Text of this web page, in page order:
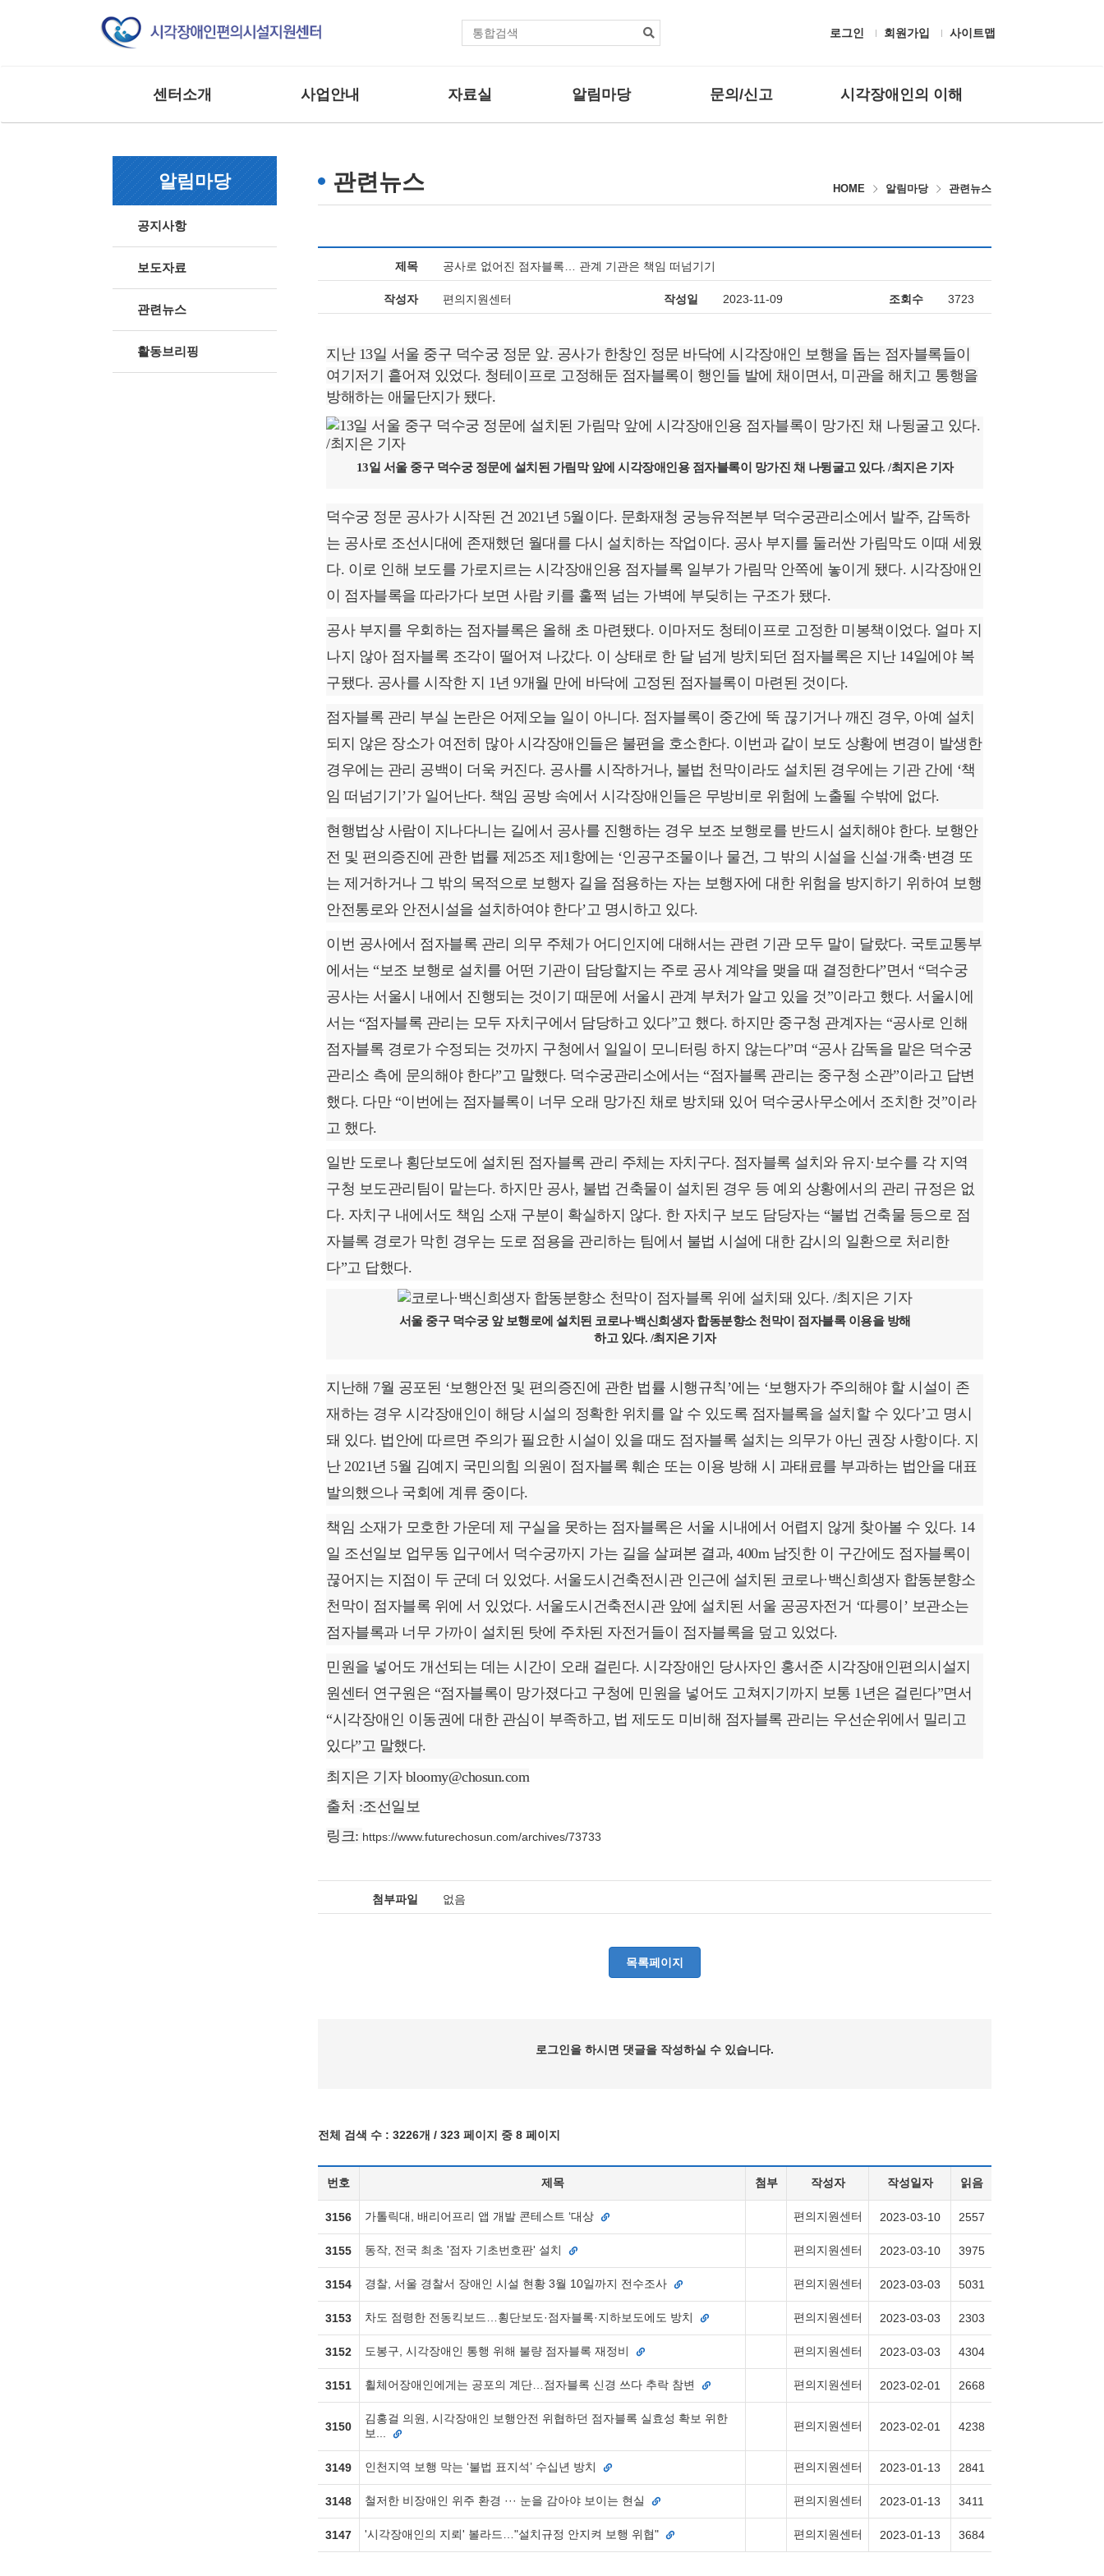
합
로그인 회원가입 사이트맵
센터소개
조직도
연혁
사업 및 행사
사업안내
모니터링 사업
연구 및 제도개선사업
기타 외부 용역 사업
자료실 알림마당 문의/신고 시각장애인의 이해
편의시설
알림마당
공지사항
보도자료
관련뉴스
활동브리핑
관련뉴스 HOME 알림마당 관련뉴스
제목 공사로 없어진 점자블록… 관계 기관은 책임 떠넘기기
작성자 편의지원센터 작성일 2023-11-09 조회수 3723
지난 13일 서울 중구 덕수궁 정문 앞. 공사가 한창인 정문 바닥에 시각장애인 보행을 돕는 점자블록들이
여기저기 흩어져 있었다. 청테이프로 고정해둔 점자블록이 행인들 발에 채이면서, 미관을 해치고 통행을
방해하는 애물단지가 됐다.
13일 서울 중구 덕수궁 정문에 설치된 가림막 앞에 시각장애인용 점자블록이 망가진 채 나뒹굴고 있다. /최지은 기자
덕수궁 정문 공사가 시작된 건 2021년 5월이다. 문화재청 궁능유적본부 덕수궁관리소에서 발주, 감독하
는 공사로 조선시대에 존재했던 월대를 다시 설치하는 작업이다. 공사 부지를 둘러싼 가림막도 이때 세웠
다. 이로 인해 보도를 가로지르는 시각장애인용 점자블록 일부가 가림막 안쪽에 놓이게 됐다. 시각장애인
이 점자블록을 따라가다 보면 사람 키를 훌쩍 넘는 가벽에 부딪히는 구조가 됐다.
공사 부지를 우회하는 점자블록은 올해 초 마련됐다. 이마저도 청테이프로 고정한 미봉책이었다. 얼마 지
나지 않아 점자블록 조각이 떨어져 나갔다. 이 상태로 한 달 넘게 방치되던 점자블록은 지난 14일에야 복
구됐다. 공사를 시작한 지 1년 9개월 만에 바닥에 고정된 점자블록이 마련된 것이다.
점자블록 관리 부실 논란은 어제오늘 일이 아니다. 점자블록이 중간에 뚝 끊기거나 깨진 경우, 아예 설치
되지 않은 장소가 여전히 많아 시각장애인들은 불편을 호소한다. 이번과 같이 보도 상황에 변경이 발생한
경우에는 관리 공백이 더욱 커진다. 공사를 시작하거나, 불법 천막이라도 설치된 경우에는 기관 간에 ‘책
임 떠넘기기’가 일어난다. 책임 공방 속에서 시각장애인들은 무방비로 위험에 노출될 수밖에 없다.
현행법상 사람이 지나다니는 길에서 공사를 진행하는 경우 보조 보행로를 반드시 설치해야 한다. 보행안
전 및 편의증진에 관한 법률 제25조 제1항에는 ‘인공구조물이나 물건, 그 밖의 시설을 신설·개축·변경 또
는 제거하거나 그 밖의 목적으로 보행자 길을 점용하는 자는 보행자에 대한 위험을 방지하기 위하여 보행
안전통로와 안전시설을 설치하여야 한다’고 명시하고 있다.
이번 공사에서 점자블록 관리 의무 주체가 어디인지에 대해서는 관련 기관 모두 말이 달랐다. 국토교통부
에서는 “보조 보행로 설치를 어떤 기관이 담당할지는 주로 공사 계약을 맺을 때 결정한다”면서 “덕수궁
공사는 서울시 내에서 진행되는 것이기 때문에 서울시 관계 부처가 알고 있을 것”이라고 했다. 서울시에
서는 “점자블록 관리는 모두 자치구에서 담당하고 있다”고 했다. 하지만 중구청 관계자는 “공사로 인해
점자블록 경로가 수정되는 것까지 구청에서 일일이 모니터링 하지 않는다”며 “공사 감독을 맡은 덕수궁
관리소 측에 문의해야 한다”고 말했다. 덕수궁관리소에서는 “점자블록 관리는 중구청 소관”이라고 답변
했다. 다만 “이번에는 점자블록이 너무 오래 망가진 채로 방치돼 있어 덕수궁사무소에서 조치한 것”이라
고 했다.
일반 도로나 횡단보도에 설치된 점자블록 관리 주체는 자치구다. 점자블록 설치와 유지·보수를 각 지역
구청 보도관리팀이 맡는다. 하지만 공사, 불법 건축물이 설치된 경우 등 예외 상황에서의 관리 규정은 없
다. 자치구 내에서도 책임 소재 구분이 확실하지 않다. 한 자치구 보도 담당자는 “불법 건축물 등으로 점
자블록 경로가 막힌 경우는 도로 점용을 관리하는 팀에서 불법 시설에 대한 감시의 일환으로 처리한
다”고 답했다.
서울 중구 덕수궁 앞 보행로에 설치된 코로나·백신희생자 합동분향소 천막이 점자블록 이용을 방해
하고 있다. /최지은 기자
지난해 7월 공포된 ‘보행안전 및 편의증진에 관한 법률 시행규칙’에는 ‘보행자가 주의해야 할 시설이 존
재하는 경우 시각장애인이 해당 시설의 정확한 위치를 알 수 있도록 점자블록을 설치할 수 있다’고 명시
돼 있다. 법안에 따르면 주의가 필요한 시설이 있을 때도 점자블록 설치는 의무가 아닌 권장 사항이다. 지
난 2021년 5월 김예지 국민의힘 의원이 점자블록 훼손 또는 이용 방해 시 과태료를 부과하는 법안을 대표
발의했으나 국회에 계류 중이다.
책임 소재가 모호한 가운데 제 구실을 못하는 점자블록은 서울 시내에서 어렵지 않게 찾아볼 수 있다. 14
일 조선일보 업무동 입구에서 덕수궁까지 가는 길을 살펴본 결과, 400m 남짓한 이 구간에도 점자블록이
끊어지는 지점이 두 군데 더 있었다. 서울도시건축전시관 인근에 설치된 코로나·백신희생자 합동분향소
천막이 점자블록 위에 서 있었다. 서울도시건축전시관 앞에 설치된 서울 공공자전거 ‘따릉이’ 보관소는
점자블록과 너무 가까이 설치된 탓에 주차된 자전거들이 점자블록을 덮고 있었다.
민원을 넣어도 개선되는 데는 시간이 오래 걸린다. 시각장애인 당사자인 홍서준 시각장애인편의시설지
원센터 연구원은 “점자블록이 망가졌다고 구청에 민원을 넣어도 고쳐지기까지 보통 1년은 걸린다”면서
“시각장애인 이동권에 대한 관심이 부족하고, 법 제도도 미비해 점자블록 관리는 우선순위에서 밀리고
있다”고 말했다.
최지은 기자 bloomy@chosun.com
출처 :조선일보
링크: https://www.futurechosun.com/archives/73733
첨부파일 없음
목록페이지
로그인을 하시면 댓글을 작성하실 수 있습니다.
전체 검색 수 : 3226개 / 323 페이지 중 8 페이지
번호 제목 첨부 작성자 작성일자 읽음
3156 가톨릭대, 배리어프리 앱 개발 콘테스트 ‘대상 편의지원센터 2023-03-10 2557
3155 동작, 전국 최초 '점자 기초번호판' 설치 편의지원센터 2023-03-10 3975
3154 경찰, 서울 경찰서 장애인 시설 현황 3월 10일까지 전수조사 편의지원센터 2023-03-03 5031
3153 차도 점령한 전동킥보드…횡단보도·점자블록·지하보도에도 방치 편의지원센터 2023-03-03 2303
3152 도봉구, 시각장애인 통행 위해 불량 점자블록 재정비 편의지원센터 2023-03-03 4304
3151 휠체어장애인에게는 공포의 계단…점자블록 신경 쓰다 추락 참변 편의지원센터 2023-02-01 2668
3150
김홍걸 의원, 시각장애인 보행안전 위협하던 점자블록 실효성 확보 위한
보...
편의지원센터 2023-02-01 4238
3149 인천지역 보행 막는 ‘불법 표지석’ 수십년 방치 편의지원센터 2023-01-13 2841
3148 철저한 비장애인 위주 환경 ··· 눈을 감아야 보이는 현실 편의지원센터 2023-01-13 3411
3147 '시각장애인의 지뢰' 볼라드…"설치규정 안지켜 보행 위협" 편의지원센터 2023-01-13 3684